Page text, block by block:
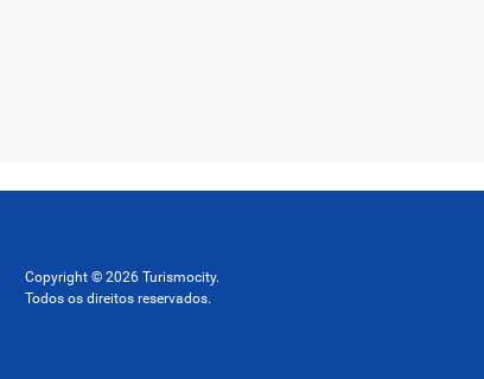
Copyright © 2026 Turismocity.
Todos os direitos reservados.